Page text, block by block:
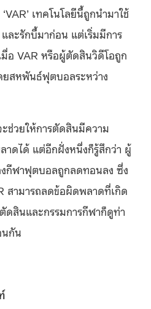
เทคโนโลยีนี้ถูกนำมาใช้
ละรักบี้มาก่อน แต่เริ่มมีการ
มื่อ VAR หรือผู้ตัดสินวิดีโอถูก
สหพันธ์ฟุตบอลระหว่าง
ช่วยให้การตัดสินมีความ
ดได้ แต่อีกฝั่งหนึ่งก็รู้สึกว่า ผู้
กีฬาฟุตบอลถูกลดทอนลง ซึ่ง
สามารถลดข้อผิดพลาดที่เกิด
สินและกรรมการกีฬาก็ดูท่า
นกัน